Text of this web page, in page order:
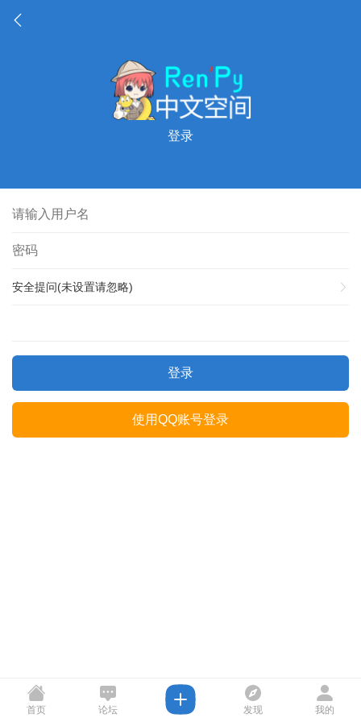
登录
安全提问(未设置请忽略)
登录
使用QQ账号登录
首页 论坛 发现 我的